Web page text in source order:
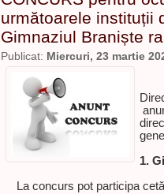
următoarele instituții
Gimnaziul Braniște
Publicat: Miercuri, 23 martie
1.
La concurs pot participa